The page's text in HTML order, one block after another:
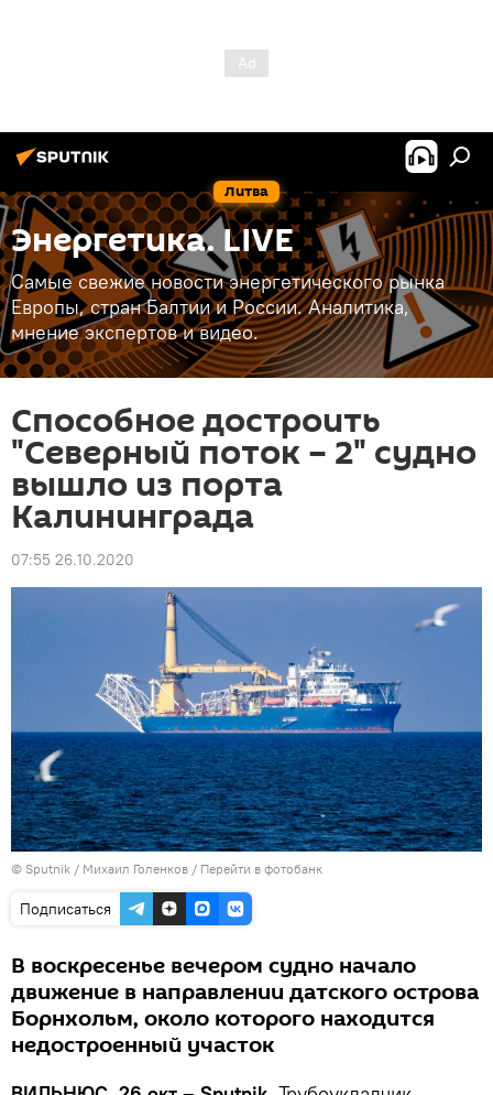
Литва
Энергетика. LIVE
Самые свежие новости энергетического рынка
Европы, стран Балтии и России. Аналитика,
мнение экспертов и видео.
Способное достроить
"Северный поток – 2" судно
вышло из порта
Калининграда
07:55 26.10.2020
© Sputnik / Михаил Голенков / Перейти в фотобанк
Подписаться
В воскресенье вечером судно начало
движение в направлении датского острова
Борнхольм, около которого находится
недостроенный участок